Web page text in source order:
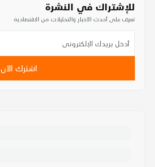
للإشتراك في النشرة
تعرف على أحدث الأخبار والتحليلات من الاقتصادية
اشترك الآن